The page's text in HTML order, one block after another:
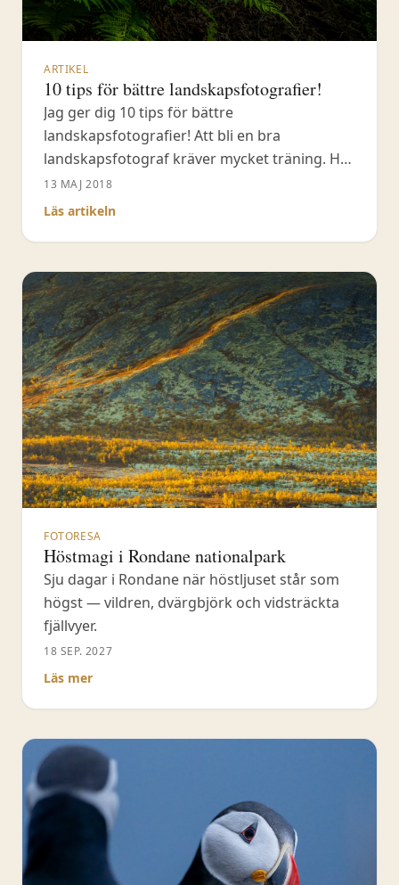
ARTIKEL
10 tips för bättre landskapsfotografier!
Jag ger dig 10 tips för bättre
landskapsfotografier! Att bli en bra
landskapsfotograf kräver mycket träning. Här
får du några råd på vägen!
13 MAJ 2018
Läs artikeln
FOTORESA
Höstmagi i Rondane nationalpark
Sju dagar i Rondane när höstljuset står som
högst — vildren, dvärgbjörk och vidsträckta
fjällvyer.
18 SEP. 2027
Läs mer